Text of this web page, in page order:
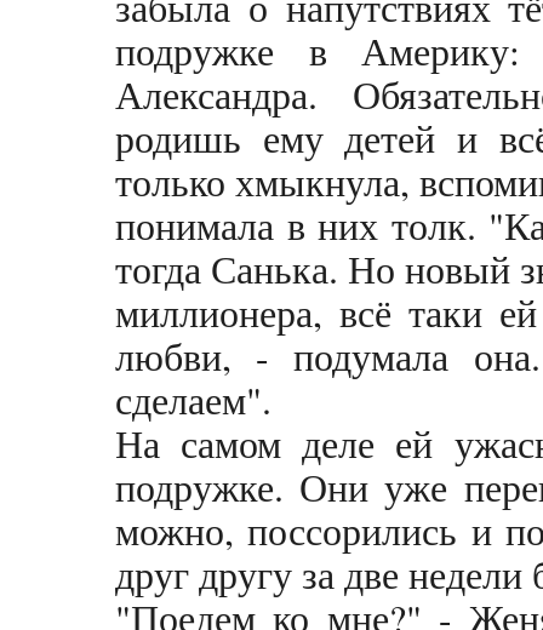
подружке в
Александра.
родишь ему детей и
только хмыкнула,
понимала в них толк.
тогда Санька. Но новый
миллионера, всё таки
любви, - подумала
сделаем".
На самом деле ей
подружке. Они уже
можно, поссорились и
друг другу за две
"Поедем ко мне?" -